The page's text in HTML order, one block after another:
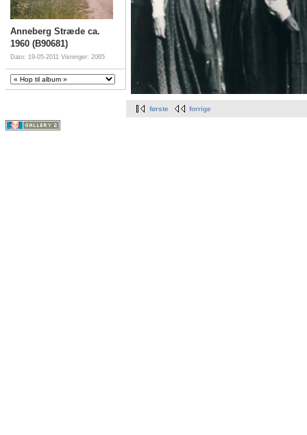
Anneberg Stræde ca.
1960 (B90681)
Dato: 19-05-2011 Visninger: 2065
første forrige